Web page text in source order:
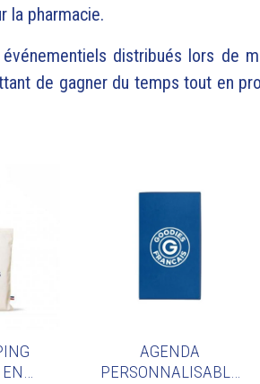
la pharmacie.
distribués lors de
de gagner du temps tout en
AGENDA
PERSONNALISABLE